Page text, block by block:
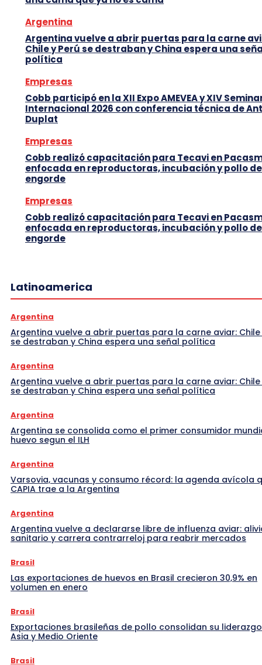
Argentina
Argentina vuelve a abrir puertas para la carne
Chile y Perú se destraban y China espera una
política
Empresas
Cobb participó en la XII Expo AMEVEA y XIV
Internacional 2026 con conferencia técnica de
Duplat
Empresas
Cobb realizó capacitación para Tecavi en
enfocada en reproductoras, incubación y pollo de
engorde
Empresas
Cobb realizó capacitación para Tecavi en
enfocada en reproductoras, incubación y pollo de
engorde
Latinoamerica
Argentina
Argentina vuelve a abrir puertas para la carne aviar: Chile
se destraban y China espera una señal política
Argentina
Argentina vuelve a abrir puertas para la carne aviar: Chile
se destraban y China espera una señal política
Argentina
Argentina se consolida como el primer consumidor
huevo segun el ILH
Argentina
Varsovia, vacunas y consumo récord: la agenda avícola
CAPIA trae a la Argentina
Argentina
Argentina vuelve a declararse libre de influenza aviar:
sanitario y carrera contrarreloj para reabrir mercados
Brasil
Las exportaciones de huevos en Brasil crecieron 30,9% en
volumen en enero
Brasil
Exportaciones brasileñas de pollo consolidan su
Asia y Medio Oriente
Brasil